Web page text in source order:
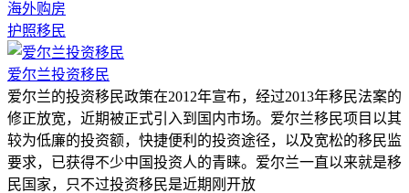
海外购房
护照移民
爱尔兰投资移民
爱尔兰的投资移民政策在2012年宣布，经过2013年移民法案的
修正放宽，近期被正式引入到国内市场。爱尔兰移民项目以其
较为低廉的投资额，快捷便利的投资途径，以及宽松的移民监
要求，已获得不少中国投资人的青睐。爱尔兰一直以来就是移
民国家，只不过投资移民是近期刚开放